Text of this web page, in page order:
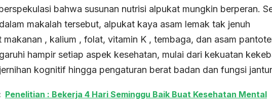
bahwa susunan nutrisi alpukat mungkin berperan.
makalah tersebut, alpukat kaya asam lemak tak jenuh
makanan , kalium , folat, vitamin K , tembaga, dan asam
hampir setiap aspek kesehatan, mulai dari kekuatan
kognitif hingga pengaturan berat badan dan fungsi
Penelitian : Bekerja 4 Hari Seminggu Baik Buat Kesehatan Mental